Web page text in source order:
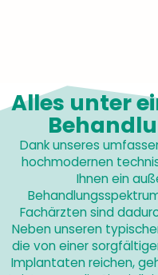
Alles unter
Dank unseres
hochmodernen
Ihnen ein
Fachärzten sind
Neben unseren
die von einer
Implantaten reichen,